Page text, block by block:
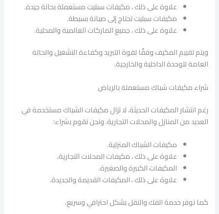
علاوة على ذلك ، مكيفات سبليت مستعملة بحالة جيدة.
مكيفات سبليت تحتاج إلى صيانة بسيطة.
علاوة على ذلك ، جميع الماركات العالمية والمحلية.
ويتم تقييم المكيف وفقًا لقوة التبريد وكفاءة التشغيل والحالة
العامة للوحدة الداخلية والخارجية.
شراء مكيفات شباك مستعملة بالرياض
رغم انتشار المكيفات الحديثة، لا تزال مكيفات الشباك مستخدمة في
العديد من المنازل والمحلات التجارية. ونحن نقوم بشراء:
مكيفات الشباك المنزلية.
علاوة على ذلك ، مكيفات المحلات التجارية.
المكيفات الكبيرة والصغيرة.
علاوة على ذلك ، المكيفات القديمة والجديدة.
كما نوفر خدمة الفك والنقل بشكل احترافي وسريع.